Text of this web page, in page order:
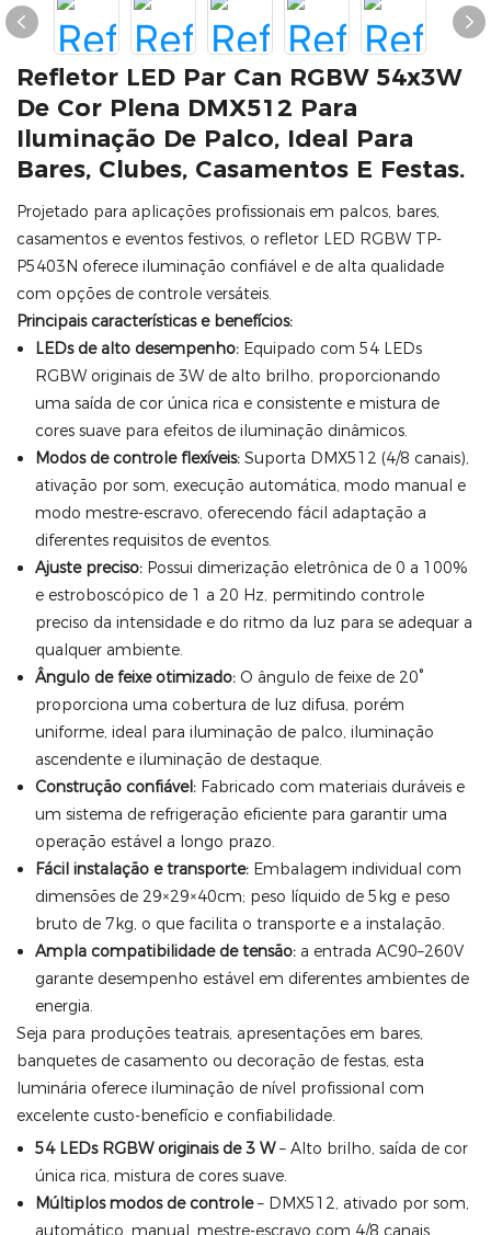
Refletor LED Par Can RGBW 54x3W
De Cor Plena DMX512 Para
Iluminação De Palco, Ideal Para
Bares, Clubes, Casamentos E Festas.
Projetado para aplicações profissionais em palcos, bares,
casamentos e eventos festivos, o refletor LED RGBW TP-
P5403N oferece iluminação confiável e de alta qualidade
com opções de controle versáteis.
Principais características e benefícios:
LEDs de alto desempenho:Equipado com 54 LEDs
RGBW originais de 3W de alto brilho, proporcionando
uma saída de cor única rica e consistente e mistura de
cores suave para efeitos de iluminação dinâmicos.
Modos de controle flexíveis:Suporta DMX512 (4/8 canais),
ativação por som, execução automática, modo manual e
modo mestre-escravo, oferecendo fácil adaptação a
diferentes requisitos de eventos.
Ajuste preciso:Possui dimerização eletrônica de 0 a 100%
e estroboscópico de 1 a 20 Hz, permitindo controle
preciso da intensidade e do ritmo da luz para se adequar a
qualquer ambiente.
Ângulo de feixe otimizado:O ângulo de feixe de 20°
proporciona uma cobertura de luz difusa, porém
uniforme, ideal para iluminação de palco, iluminação
ascendente e iluminação de destaque.
Construção confiável:Fabricado com materiais duráveis ​​e
um sistema de refrigeração eficiente para garantir uma
operação estável a longo prazo.
Fácil instalação e transporte:Embalagem individual com
dimensões de 29×29×40cm; peso líquido de 5kg e peso
bruto de 7kg, o que facilita o transporte e a instalação.
Ampla compatibilidade de tensão:a entrada AC90–260V
garante desempenho estável em diferentes ambientes de
energia.
Seja para produções teatrais, apresentações em bares,
banquetes de casamento ou decoração de festas, esta
luminária oferece iluminação de nível profissional com
excelente custo-benefício e confiabilidade.
54 LEDs RGBW originais de 3 W– Alto brilho, saída de cor
única rica, mistura de cores suave.
Múltiplos modos de controle– DMX512, ativado por som,
automático, manual, mestre-escravo com 4/8 canais.